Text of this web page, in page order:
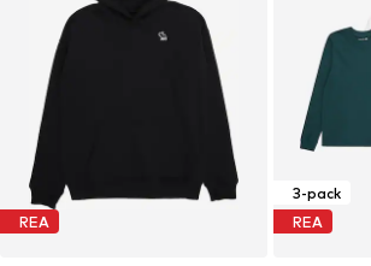
REA
3-pack
REA